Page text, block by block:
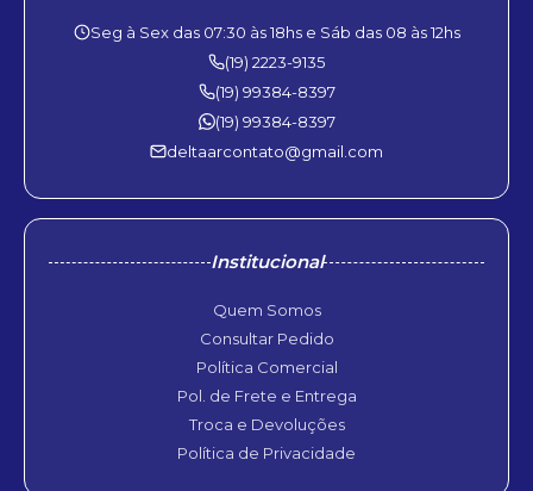
Seg à Sex das 07:30 às 18hs e Sáb das 08 às 12hs
(19) 2223-9135
(19) 99384-8397
(19) 99384-8397
deltaarcontato@gmail.com
Institucional
Quem Somos
Consultar Pedido
Política Comercial
Pol. de Frete e Entrega
Troca e Devoluções
Política de Privacidade